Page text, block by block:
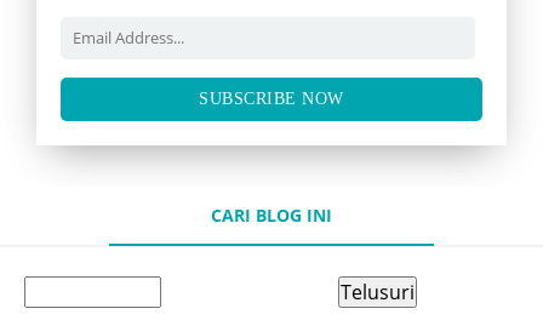
SUBSCRIBE NOW
CARI BLOG INI